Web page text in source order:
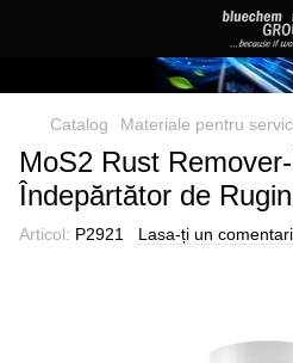
Catalog Materiale pentru
MoS2 Rust
Îndepărtător de
Articol: P2921 Lasa-ți un